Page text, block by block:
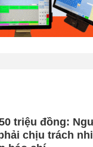
triệu đồng:
chịu trách